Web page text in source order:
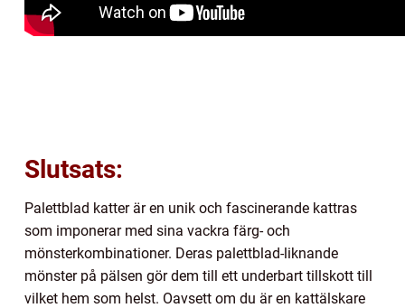
Slutsats:
Palettblad katter är en unik och fascinerande kattras
som imponerar med sina vackra färg- och
mönsterkombinationer. Deras palettblad-liknande
mönster på pälsen gör dem till ett underbart tillskott till
vilket hem som helst. Oavsett om du är en kattälskare